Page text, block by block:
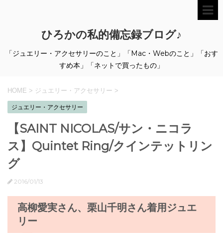
ひろかの私的備忘録ブログ♪
「ジュエリー・アクセサリーのこと」「Mac・Webのこと」「おす
すめ本」「ネットで買ったもの」
HOME > ジュエリー・アクセサリー >
ジュエリー・アクセサリー
【SAINT NICOLAS/サン・ニコラ
ス】Quintet Ring/クインテットリン
グ
2016/01/13
高柳愛実さん、栗山千明さん着用ジュエ
リー